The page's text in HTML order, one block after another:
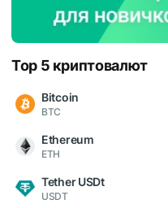
Top 5 криптовалют
Bitcoin
BTC
Ethereum
ETH
Tether USDt
USDT